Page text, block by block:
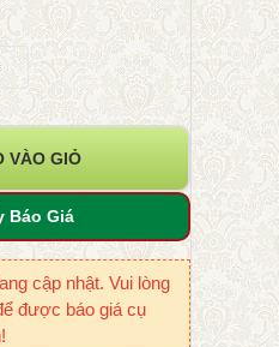
VÀO GIỎ
Báo Giá
cập nhật. Vui lòng
được báo giá cụ